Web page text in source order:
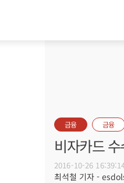
금융 금융
비자카드
2016-10-26
최석철 기자 -